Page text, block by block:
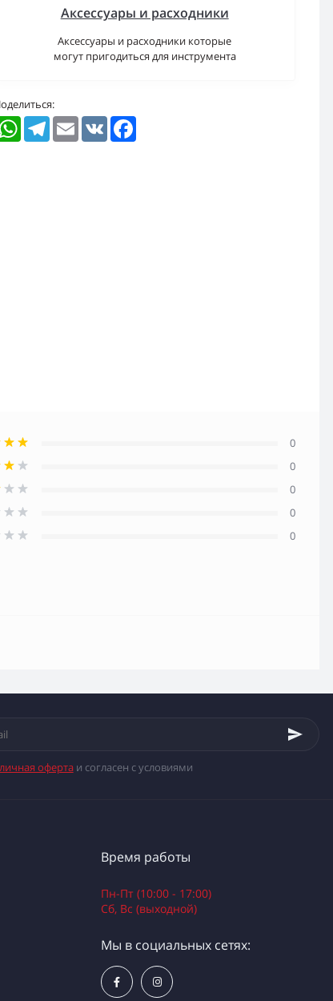
Аксессуары и расходники
Аксессуары и расходники которые
могут пригодиться для инструмента
WhatsAppTelegramEmail VK
0
0
0
0
0
офертаи согласен с условиями
Время работы
Пн-Пт (10:00 - 17:00)
Сб, Вс (выходной)
Мы в социальных сетях: